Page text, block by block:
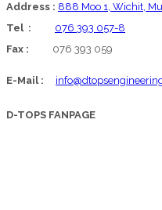
Address : 888 Moo 1, Wichit,
Tel : 076 393 057-8
Fax : 076 393 059
E-Mail :
D-TOPS FANPAGE